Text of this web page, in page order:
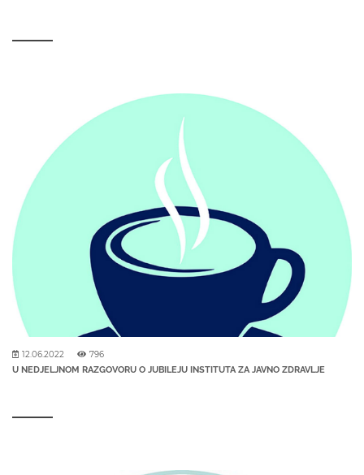
12.06.2022 796
U NEDJELJNOM RAZGOVORU O JUBILEJU INSTITUTA ZA JAVNO ZDRAVLJE